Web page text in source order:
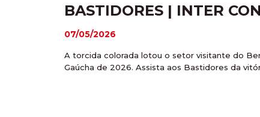
BASTIDORES | INTER
07/05/2026
A torcida colorada lotou o setor visitante do
Gaúcha de 2026. Assista aos Bastidores da